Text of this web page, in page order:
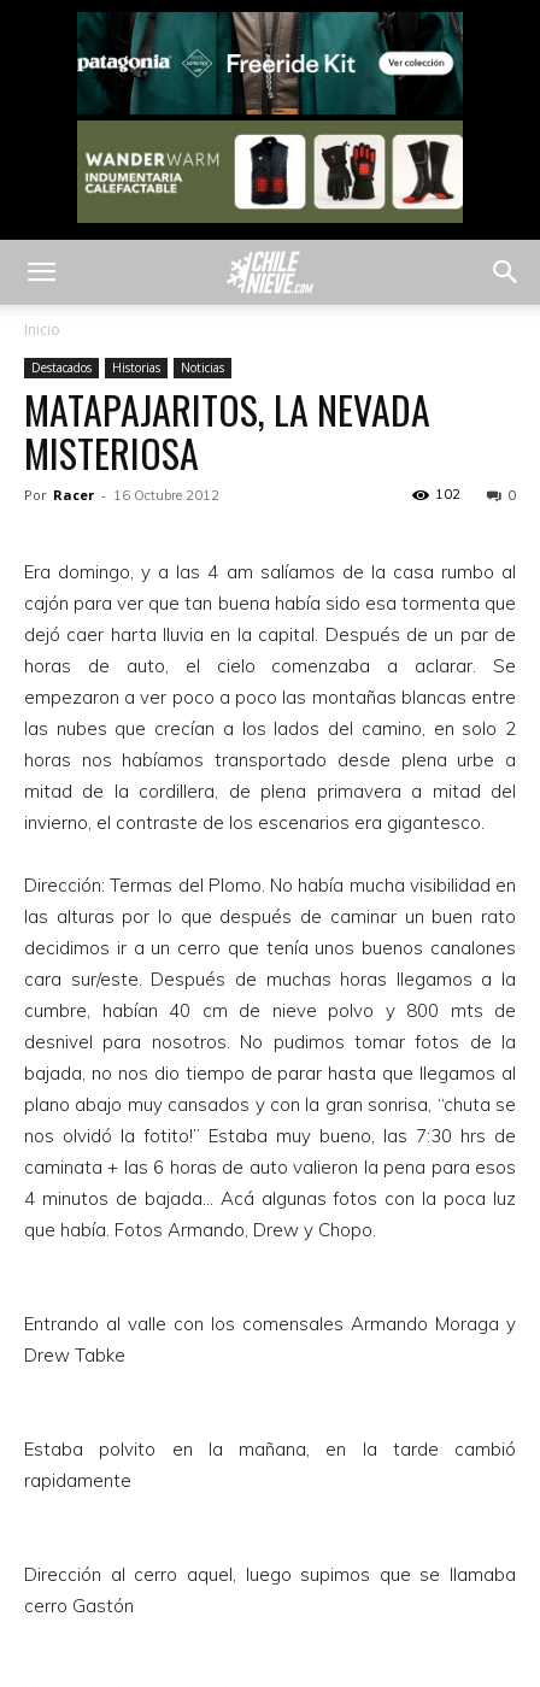
Inicio
Destacados Historias Noticias
MATAPAJARITOS, LA NEVADA
MISTERIOSA
Por Racer - 16 Octubre 2012 0
102
Era domingo, y a las 4 am salíamos de la casa rumbo al
cajón para ver que tan buena había sido esa tormenta que
dejó caer harta lluvia en la capital. Después de un par de
horas de auto, el cielo comenzaba a aclarar. Se
empezaron a ver poco a poco las montañas blancas entre
las nubes que crecían a los lados del camino, en solo 2
horas nos habíamos transportado desde plena urbe a
mitad de la cordillera, de plena primavera a mitad del
invierno, el contraste de los escenarios era gigantesco.
Dirección: Termas del Plomo. No había mucha visibilidad en
las alturas por lo que después de caminar un buen rato
decidimos ir a un cerro que tenía unos buenos canalones
cara sur/este. Después de muchas horas llegamos a la
cumbre, habían 40 cm de nieve polvo y 800 mts de
desnivel para nosotros. No pudimos tomar fotos de la
bajada, no nos dio tiempo de parar hasta que llegamos al
plano abajo muy cansados y con la gran sonrisa, “chuta se
nos olvidó la fotito!” Estaba muy bueno, las 7:30 hrs de
caminata + las 6 horas de auto valieron la pena para esos
4 minutos de bajada… Acá algunas fotos con la poca luz
que había. Fotos Armando, Drew y Chopo.
Entrando al valle con los comensales Armando Moraga y
Drew Tabke
Estaba polvito en la mañana, en la tarde cambió
rapidamente
Dirección al cerro aquel, luego supimos que se llamaba
cerro Gastón